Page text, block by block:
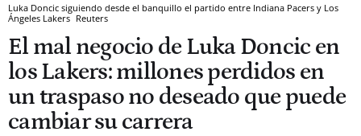
Luka Doncic siguiendo desde el banquillo el partido entre Indiana Pacers y Los
Ángeles Lakers Reuters
El mal negocio de Luka Doncic en
los Lakers: millones perdidos en
un traspaso no deseado que puede
cambiar su carrera